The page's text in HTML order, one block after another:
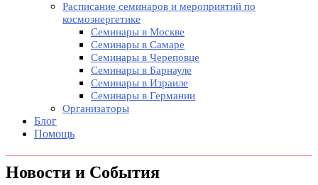
Расписание семинаров и мероприятий по
космоэнергетике
Семинары в Москве
Семинары в Самаре
Семинары в Череповце
Семинары в Барнауле
Семинары в Израиле
Семинары в Германии
Организаторы
Блог
Помощь
Новости и События